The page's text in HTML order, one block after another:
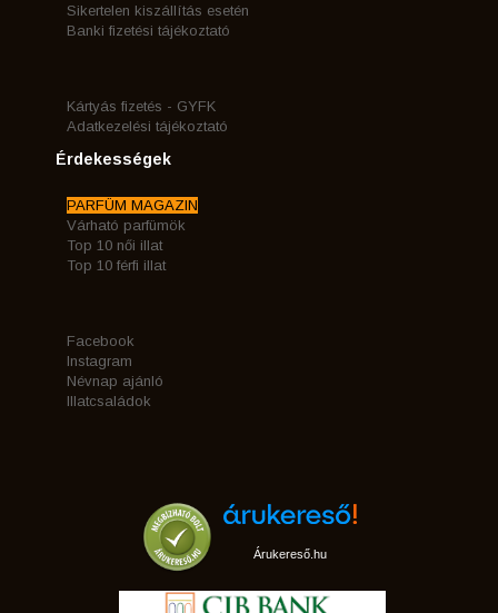
Sikertelen kiszállítás esetén
Banki fizetési tájékoztató
Kártyás fizetés - GYFK
Adatkezelési tájékoztató
Érdekességek
PARFÜM MAGAZIN
Várható parfümök
Top 10 női illat
Top 10 férfi illat
Facebook
Instagram
Névnap ajánló
Illatcsaládok
Árukereső.hu